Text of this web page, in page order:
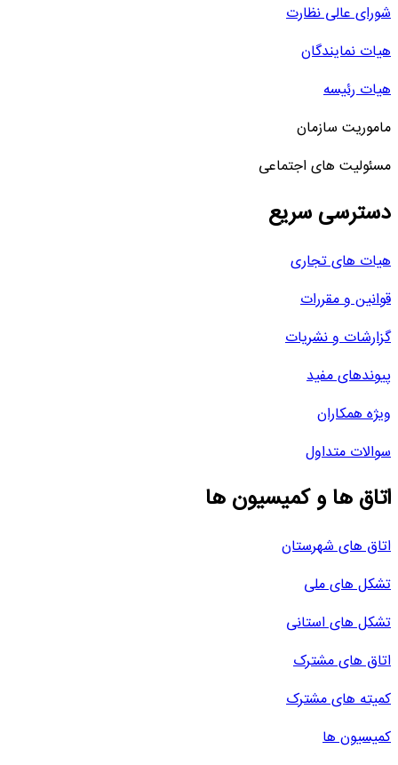
شورای عالی نظارت
هیات نمایندگان
هیات رئیسه
ماموریت سازمان
مسئولیت های اجتماعی
دسترسی سریع
هیات های تجاری
قوانین و مقررات
گزارشات و نشریات
پیوندهای مفید
ویژه همکاران
سوالات متداول
اتاق ها و کمیسیون ها
اتاق های شهرستان
تشکل های ملی
تشکل های استانی
اتاق های مشترک
کمیته های مشترک
کمیسیون ها